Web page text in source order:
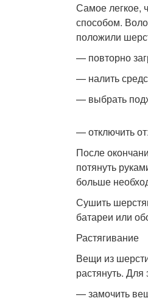
Самое легкое,
способом.
положили
— повторно
— налить
— выбрать
— отключить
После
потянуть
больше
Сушить
батареи или
Растягивание
Вещи из
растянуть. Для
— замочить